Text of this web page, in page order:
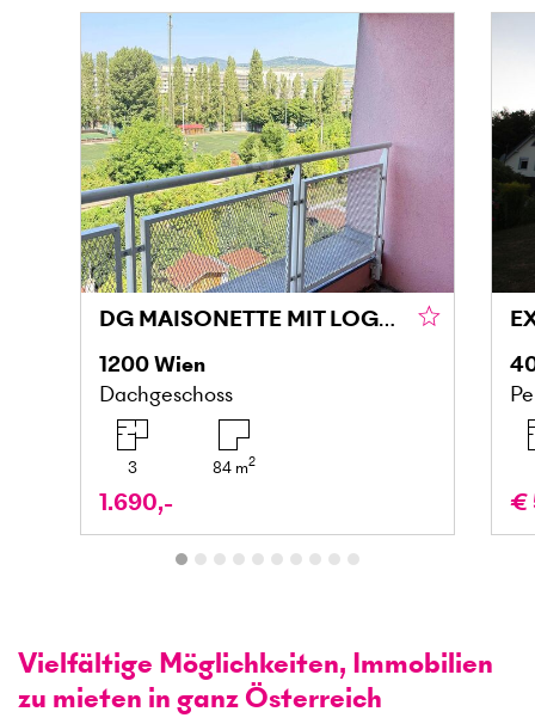
DG MAISONETTE MIT LOGGIA UND GRÜNBLICK IN DONAU NÄHE
1200Wien
Dachgeschoss
3 84m2
1.690,- €
Vielfältige Möglichkeiten, Immobilien
zu mieten in ganz Österreich